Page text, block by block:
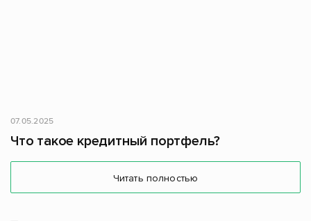
07.05.2025
Что такое кредитный портфель?
Читать полностью